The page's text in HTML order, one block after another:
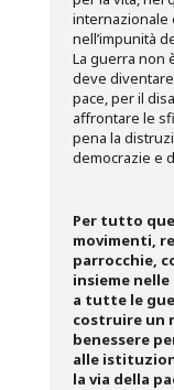
internazionale
nell’impunità
La guerra non
deve
pace, per il
affrontare le
pena la
democrazie e
Per tutto
movimenti,
parrocchie,
insieme
a tutte le
costruire un
benessere
alle
la via della